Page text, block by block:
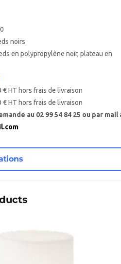
noirs
en polypropylène noir, plateau en
€ HT hors frais de livraison
€ HT hors frais de livraison
au 02 99 54 84 25 ou par mail